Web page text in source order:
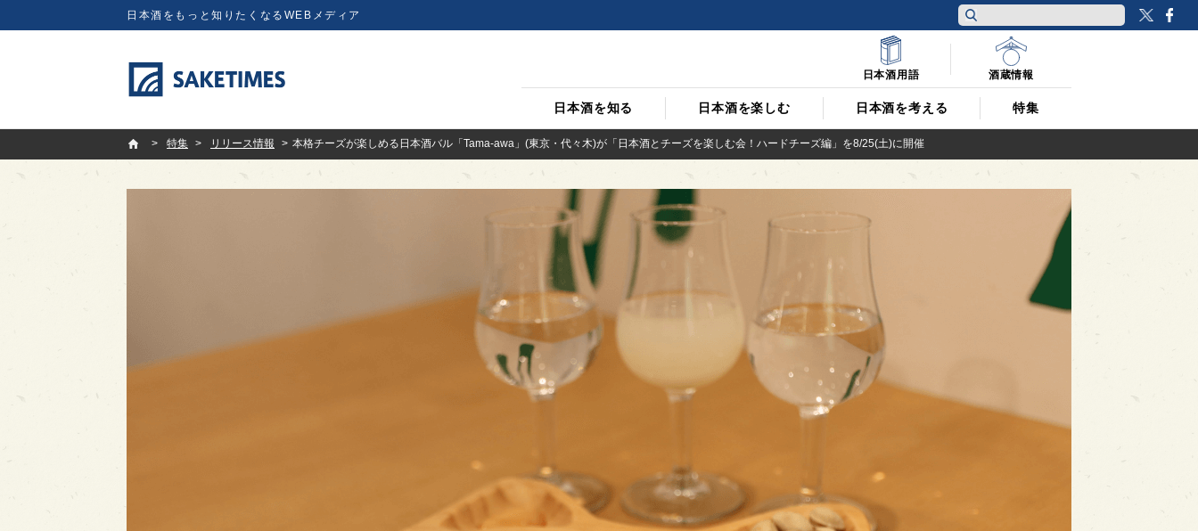
日本酒をもっと知りたくなるWEBメディア
日本酒を知る 日本酒を楽しむ 日本酒を考える 特集
日本酒用語 酒蔵情報
SAKETIMES
特集
リリース情報 本格チーズが楽しめる日本酒バル「Tama-awa」(東京・代々木)が「日本酒とチーズを楽しむ会！ハードチーズ編」を8/25(土)に開催